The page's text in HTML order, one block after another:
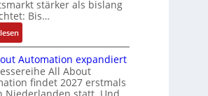
g
e
p
ä
g
e
z
u
m
V
o
r
s
b
n
i
s
s
e
b
d
M
a
r
k
e
u
c
h
t
S
t
r
stärker als bislang
Bis…
:
B
i
s
2
Automation expandiert
All About
findet 2027 erstmals